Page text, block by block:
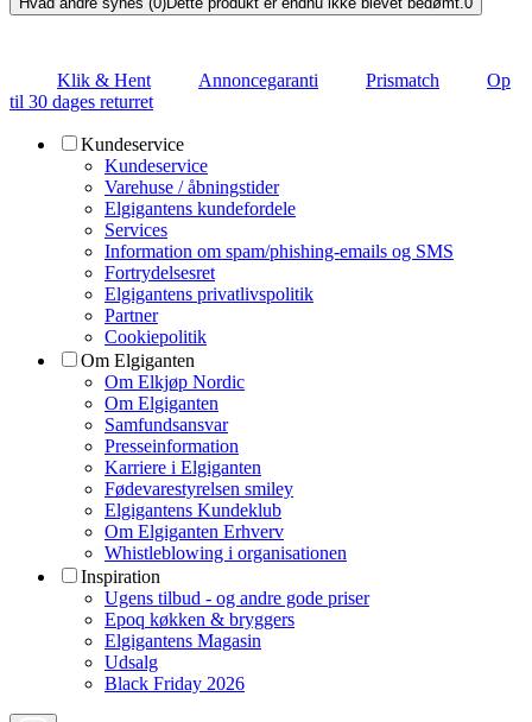
Klik & Hent Annoncegaranti Prismatch
Op
til 30 dages returret
Kundeservice
Kundeservice
Varehuse / åbningstider
Elgigantens kundefordele
Services
Information om spam/phishing-emails og SMS
Fortrydelsesret
Elgigantens privatlivspolitik
Partner
Cookiepolitik
Om Elgiganten
Om Elkjøp Nordic
Om Elgiganten
Samfundsansvar
Presseinformation
Karriere i Elgiganten
Fødevarestyrelsen smiley
Elgigantens Kundeklub
Om Elgiganten Erhverv
Whistleblowing i organisationen
Inspiration
Ugens tilbud - og andre gode priser
Epoq køkken & bryggers
Elgigantens Magasin
Udsalg
Black Friday 2026